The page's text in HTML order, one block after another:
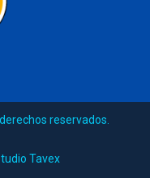
reservados.
Tavex